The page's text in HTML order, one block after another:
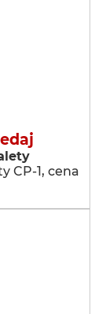
CP-1, cena